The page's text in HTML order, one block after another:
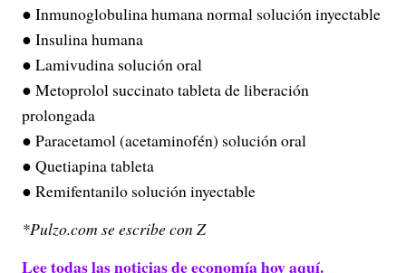
● Inmunoglobulina humana normal solución inyectable
● Insulina humana
● Lamivudina solución oral
● Metoprolol succinato tableta de liberación
prolongada
● Paracetamol (acetaminofén) solución oral
● Quetiapina tableta
● Remifentanilo solución inyectable
*Pulzo.com se escribe con Z
Lee todas las noticias de economía hoy aquí.